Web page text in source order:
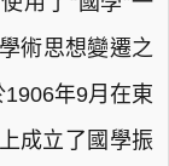
術思想變遷之
1906年9月在東
成立了國學振